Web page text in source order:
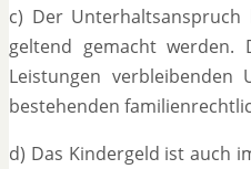
c) Der
geltend gemacht
Leistungen
bestehenden
d) Das Kindergeld ist auch